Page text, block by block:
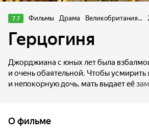
7.7 Фильмы Драма Великобритания...
Герцогиня
Джорджиана с юных лет была
и очень обаятельной. Чтобы усмирить
и непокорную дочь, мать выдает её
она становится законодательницей
положение в обществе и политическую
О фильме